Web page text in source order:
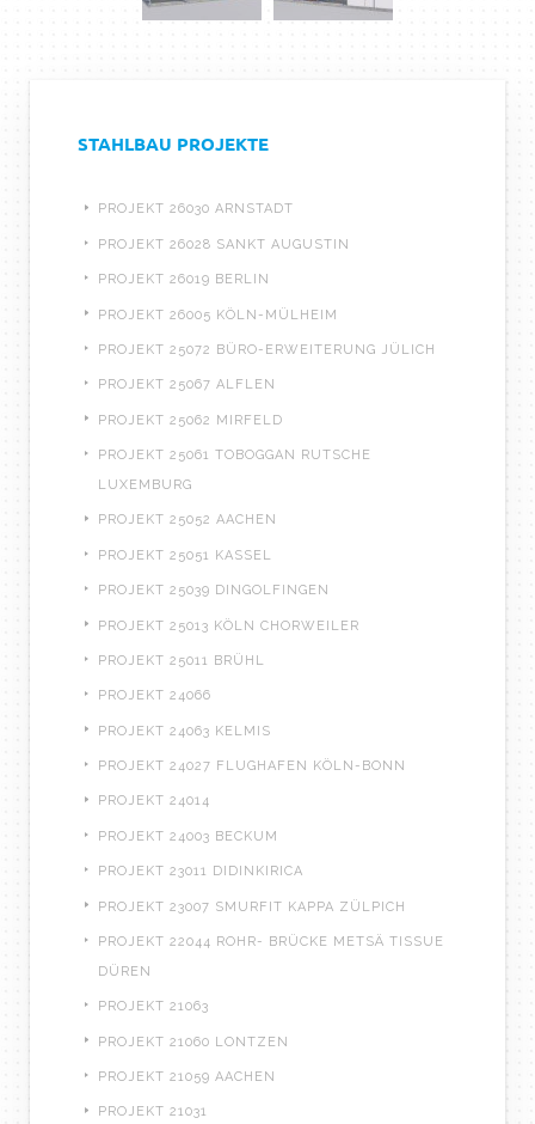
STAHLBAU PROJEKTE
PROJEKT 26030 ARNSTADT
PROJEKT 26028 SANKT AUGUSTIN
PROJEKT 26019 BERLIN
PROJEKT 26005 KÖLN-MÜLHEIM
PROJEKT 25072 BÜRO-ERWEITERUNG JÜLICH
PROJEKT 25067 ALFLEN
PROJEKT 25062 MIRFELD
PROJEKT 25061 TOBOGGAN RUTSCHE
LUXEMBURG
PROJEKT 25052 AACHEN
PROJEKT 25051 KASSEL
PROJEKT 25039 DINGOLFINGEN
PROJEKT 25013 KÖLN CHORWEILER
PROJEKT 25011 BRÜHL
PROJEKT 24066
PROJEKT 24063 KELMIS
PROJEKT 24027 FLUGHAFEN KÖLN-BONN
PROJEKT 24014
PROJEKT 24003 BECKUM
PROJEKT 23011 DIDINKIRICA
PROJEKT 23007 SMURFIT KAPPA ZÜLPICH
PROJEKT 22044 ROHR- BRÜCKE METSÄ TISSUE
DÜREN
PROJEKT 21063
PROJEKT 21060 LONTZEN
PROJEKT 21059 AACHEN
PROJEKT 21031